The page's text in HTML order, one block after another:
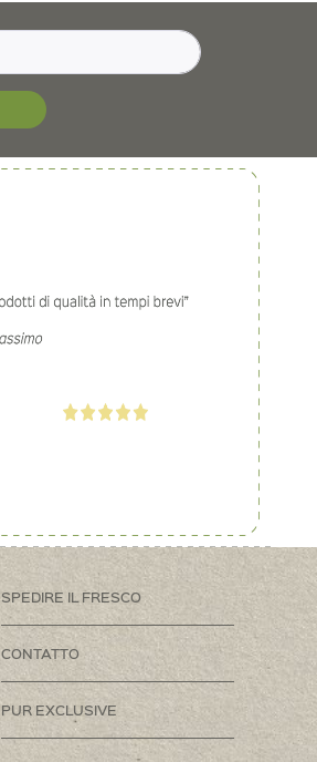
SPEDIRE IL FRESCO
CONTATTO
PUR EXCLUSIVE